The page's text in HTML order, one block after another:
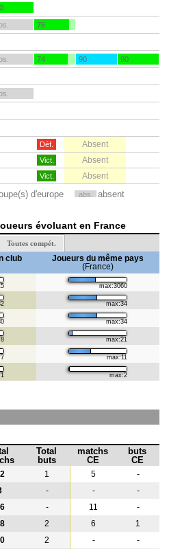
76
74 90 90
Déf.
Absent
Vict.
Absent
Vict. Absent
d'europe abs. absent
évoluant en France
Toutes compét.
club
Joueurs du même pays
(France)
max:3060
max:34
max:34
max:21
max:11
max:2
Total
buts
matchs
CE
buts
CE
1 5
-
- -
-
- 11
-
2 6
1
2 -
-